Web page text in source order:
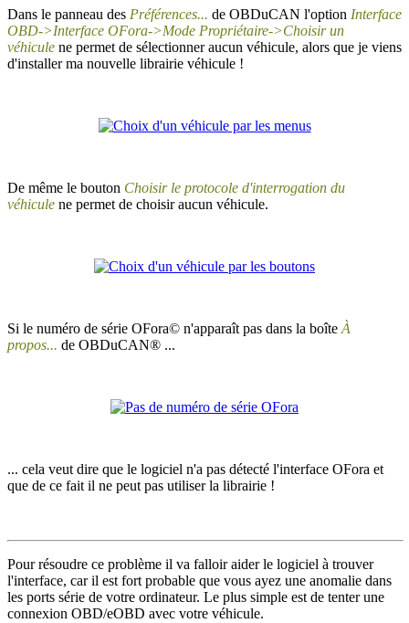
Dans le panneau des Préférences... de OBDuCAN l'option Interface
OBD->Interface OFora->Mode Propriétaire->Choisir un
véhicule ne permet de sélectionner aucun véhicule, alors que je viens
d'installer ma nouvelle librairie véhicule !
De même le bouton Choisir le protocole d'interrogation du
véhicule ne permet de choisir aucun véhicule.
Si le numéro de série OFora© n'apparaît pas dans la boîte À
propos... de OBDuCAN® ...
... cela veut dire que le logiciel n'a pas détecté l'interface OFora et
que de ce fait il ne peut pas utiliser la librairie !
Pour résoudre ce problème il va falloir aider le logiciel à trouver
l'interface, car il est fort probable que vous ayez une anomalie dans
les ports série de votre ordinateur. Le plus simple est de tenter une
connexion OBD/eOBD avec votre véhicule.